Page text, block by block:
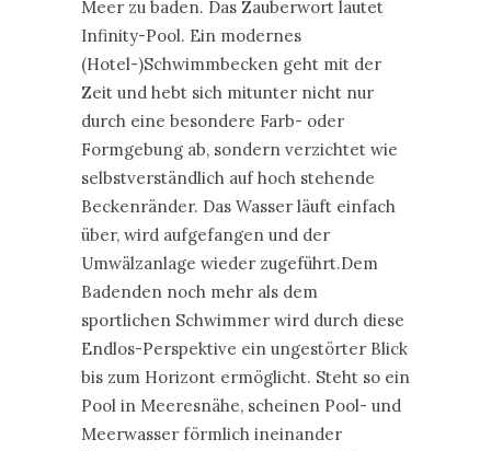
Meer zu baden. Das Zauberwort lautet
Infinity-Pool. Ein modernes
(Hotel-)Schwimmbecken geht mit der
Zeit und hebt sich mitunter nicht nur
durch eine besondere Farb- oder
Formgebung ab, sondern verzichtet wie
selbstverständlich auf hoch stehende
Beckenränder. Das Wasser läuft einfach
über, wird aufgefangen und der
Umwälzanlage wieder zugeführt.Dem
Badenden noch mehr als dem
sportlichen Schwimmer wird durch diese
Endlos-Perspektive ein ungestörter Blick
bis zum Horizont ermöglicht. Steht so ein
Pool in Meeresnähe, scheinen Pool- und
Meerwasser förmlich ineinander